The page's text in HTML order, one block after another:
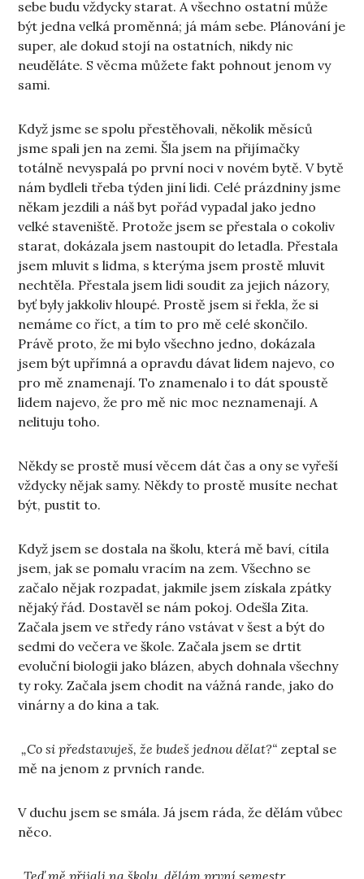
sebe budu vždycky starat. A všechno ostatní může
být jedna velká proměnná; já mám sebe. Plánování je
super, ale dokud stojí na ostatních, nikdy nic
neuděláte. S věcma můžete fakt pohnout jenom vy
sami.
Když jsme se spolu přestěhovali, několik měsíců
jsme spali jen na zemi. Šla jsem na přijímačky
totálně nevyspalá po první noci v novém bytě. V bytě
nám bydleli třeba týden jiní lidi. Celé prázdniny jsme
někam jezdili a náš byt pořád vypadal jako jedno
velké staveniště. Protože jsem se přestala o cokoliv
starat, dokázala jsem nastoupit do letadla. Přestala
jsem mluvit s lidma, s kterýma jsem prostě mluvit
nechtěla. Přestala jsem lidi soudit za jejich názory,
byť byly jakkoliv hloupé. Prostě jsem si řekla, že si
nemáme co říct, a tím to pro mě celé skončilo.
Právě proto, že mi bylo všechno jedno, dokázala
jsem být upřímná a opravdu dávat lidem najevo, co
pro mě znamenají. To znamenalo i to dát spoustě
lidem najevo, že pro mě nic moc neznamenají. A
nelituju toho.
Někdy se prostě musí věcem dát čas a ony se vyřeší
vždycky nějak samy. Někdy to prostě musíte nechat
být, pustit to.
Když jsem se dostala na školu, která mě baví, cítila
jsem, jak se pomalu vracím na zem. Všechno se
začalo nějak rozpadat, jakmile jsem získala zpátky
nějaký řád. Dostavěl se nám pokoj. Odešla Zita.
Začala jsem ve středy ráno vstávat v šest a být do
sedmi do večera ve škole. Začala jsem se drtit
evoluční biologii jako blázen, abych dohnala všechny
ty roky. Začala jsem chodit na vážná rande, jako do
vinárny a do kina a tak.
„Co si představuješ, že budeš jednou dělat?“ zeptal se
mě na jenom z prvních rande.
V duchu jsem se smála. Já jsem ráda, že dělám vůbec
něco.
„Teď mě přijali na školu, dělám první semestr